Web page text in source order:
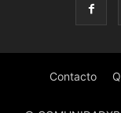
Contacto